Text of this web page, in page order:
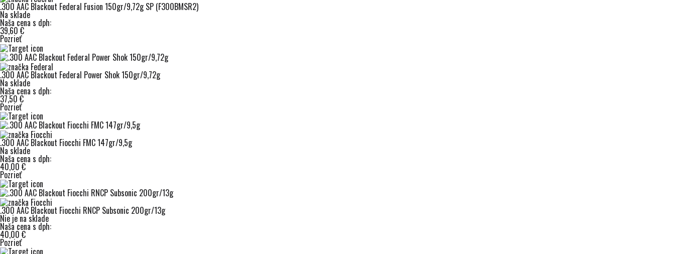
.300 AAC Blackout Federal Fusion 150gr/9,72g SP (F300BMSR2)
Na sklade
Naša cena s dph:
39,60 €
Pozrieť
.300 AAC Blackout Federal Power Shok 150gr/9,72g
Na sklade
Naša cena s dph:
37,50 €
Pozrieť
.300 AAC Blackout Fiocchi FMC 147gr/9,5g
Na sklade
Naša cena s dph:
40,00 €
Pozrieť
.300 AAC Blackout Fiocchi RNCP Subsonic 200gr/13g
Nie je na sklade
Naša cena s dph:
40,00 €
Pozrieť